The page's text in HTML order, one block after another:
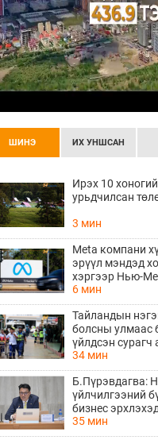
ШИНЭ ИХ УНШСАН
Ирэх 10
урьдчилсан
3 мин
Meta компани
эрүүл мэндэд
хэргээр Нью-
доллар
6 мин
Тайландын
болсны улмаас
үйлдсэн
34 мин
Б.Пүрэвдагва:
үйлчилгээний
бизнес
35 мин